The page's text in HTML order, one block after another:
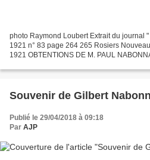
photo Raymond Loubert Extrait du journal
1921 n° 83 page 264 265 Rosiers
1921 OBTENTIONS DE M. PAUL
Souvenir de Gilbert
Publié le 29/04/2018 à 09:18
Par AJP